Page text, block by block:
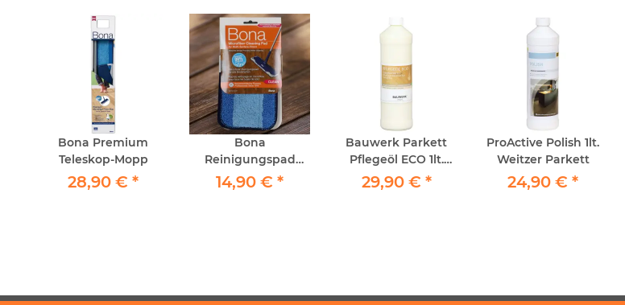
Bona Premium
Teleskop-Mopp
28,90 € *
Bona
Reinigungspad
Blau
14,90 € *
Bauwerk Parkett
Pflegeöl ECO 1lt.
Lösemittelfrei
29,90 € *
ProActive Polish 1lt.
Weitzer Parkett
24,90 € *